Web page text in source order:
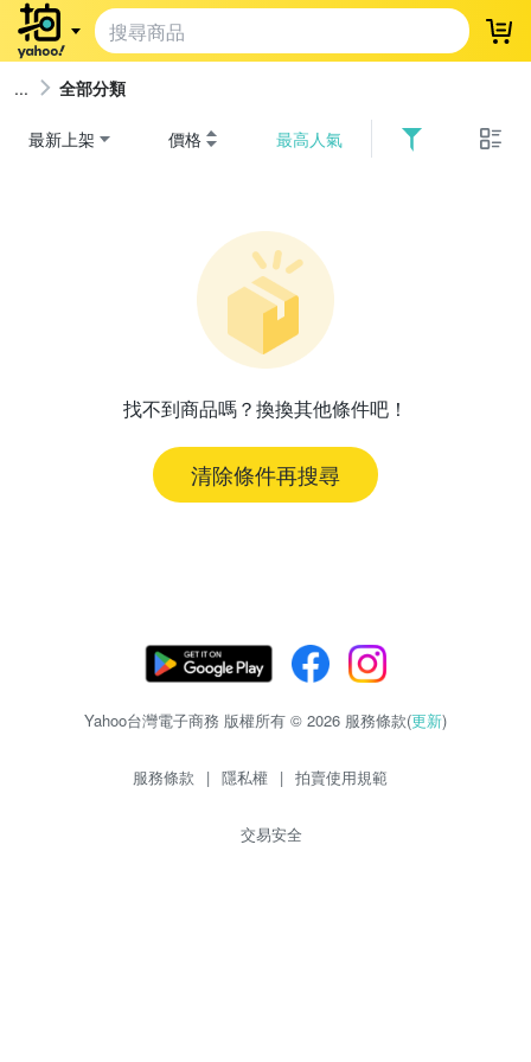
登
全部分類
最新上架 價格 最高人氣
找不到商品嗎？換換其他條件吧！
清除條件再搜尋
Yahoo台灣電子商務 版權所有 © 2026 服務條款(更新)
服務條款 | 隱私權 | 拍賣使用規範
交易安全